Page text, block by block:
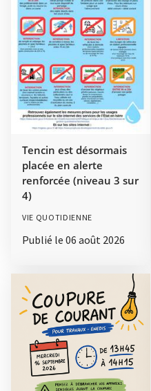
Tencin est désormais
placée en alerte
renforcée (niveau 3 sur
4)
VIE QUOTIDIENNE
Publié le 06 août 2026